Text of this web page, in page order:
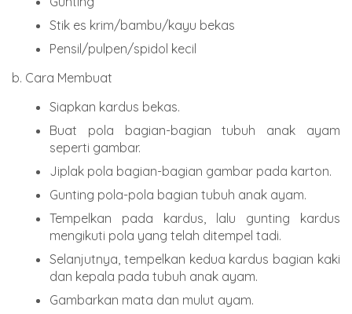
Stik es krim/bambu/kayu bekas
Pensil/pulpen/spidol kecil
b. Cara Membuat
Siapkan kardus bekas.
Buat pola bagian-bagian tubuh anak ayam
seperti gambar.
Jiplak pola bagian-bagian gambar pada karton.
Gunting pola-pola bagian tubuh anak ayam.
Tempelkan pada kardus, lalu gunting kardus
mengikuti pola yang telah ditempel tadi.
Selanjutnya, tempelkan kedua kardus bagian kaki
dan kepala pada tubuh anak ayam.
Gambarkan mata dan mulut ayam.